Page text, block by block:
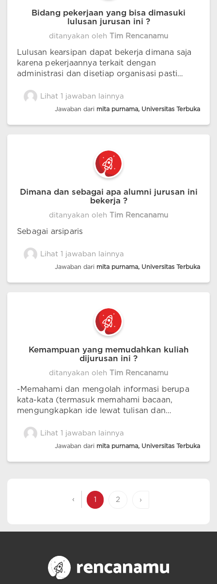
Bidang pekerjaan yang bisa dimasuki
lulusan jurusan ini ?
ditanyakan oleh Tim Rencanamu
Lulusan kearsipan dapat bekerja dimana saja
karena pekerjaannya terkait dengan
administrasi dan disetiap organisasi pasti
BUMN/BUMS dan lainnya
Lihat 1 jawaban lainnya
Jawaban dari mita purnama, Universitas Terbuka
Dimana dan sebagai apa alumni jurusan ini
bekerja ?
ditanyakan oleh Tim Rencanamu
Sebagai arsiparis
Lihat 1 jawaban lainnya
Jawaban dari mita purnama, Universitas Terbuka
Kemampuan yang memudahkan kuliah
dijurusan ini ?
ditanyakan oleh Tim Rencanamu
-Memahami dan mengolah informasi berupa
kata-kata (termasuk memahami bacaan,
mengungkapkan ide lewat tulisan dan
gambar -Daya Ingat Kuat/Mudah Menghafal -
Kemampuan memilah informasi ke dalam
Lihat 1 jawaban lainnya
Jawaban dari mita purnama, Universitas Terbuka
‹ 1 2 ›